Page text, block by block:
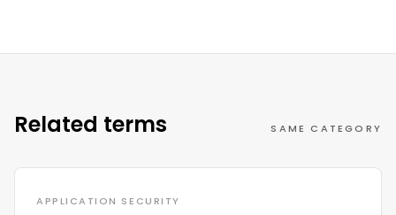
Related terms SAME CATEGORY
APPLICATION SECURITY